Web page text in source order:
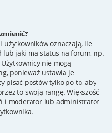
użytkowników oznaczają, ile
lub jaki ma status na forum, np.
nie mogą
ponieważ ustawia je
pisać postów tylko po to, aby
to swoją rangę. Większość
i moderator lub administrator